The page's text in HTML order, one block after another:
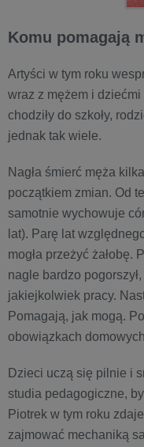
Komu pomagają
Artyści w tym roku
wraz z mężem i
chodziły do szkoły,
jednak tak wiele.
Nagła śmierć męża
początkiem zmian. Od
samotnie wychowuje
lat). Parę lat
mogła przeżyć żałobę.
nagle bardzo
jakiejkolwiek pracy.
Pomagają, jak mogą.
obowiązkach
Dzieci uczą się pilnie i
studia pedagogiczne,
Piotrek w tym roku
zajmować mechaniką